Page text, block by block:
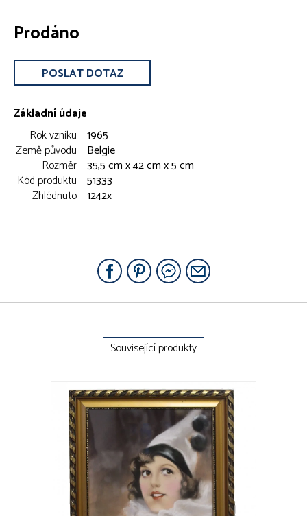
Prodáno
POSLAT DOTAZ
Základní údaje
Rok vzniku 1965
Země původu
Belgie
Rozměr 35,5 cm x 42 cm x 5 cm
Kód produktu 51333
Zhlédnuto 1242x
Související produkty